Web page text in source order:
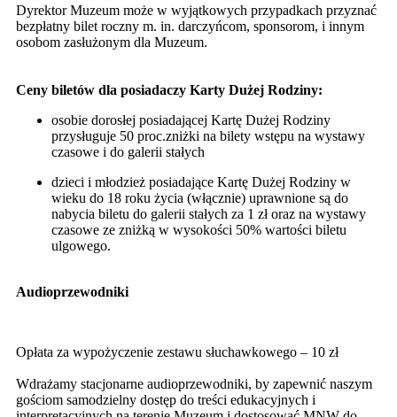
Dyrektor Muzeum może w wyjątkowych przypadkach przyznać
bezpłatny bilet roczny m. in. darczyńcom, sponsorom, i innym
osobom zasłużonym dla Muzeum.
Ceny biletów dla posiadaczy Karty Dużej Rodziny:
osobie dorosłej posiadającej Kartę Dużej Rodziny
przysługuje 50 proc.zniżki na bilety wstępu na wystawy
czasowe i do galerii stałych
dzieci i młodzież posiadające Kartę Dużej Rodziny w
wieku do 18 roku życia (włącznie) uprawnione są do
nabycia biletu do galerii stałych za 1 zł oraz na wystawy
czasowe ze zniżką w wysokości 50% wartości biletu
ulgowego.
Audioprzewodniki
Opłata za wypożyczenie zestawu słuchawkowego – 10 zł
Wdrażamy stacjonarne audioprzewodniki, by zapewnić naszym
gościom samodzielny dostęp do treści edukacyjnych i